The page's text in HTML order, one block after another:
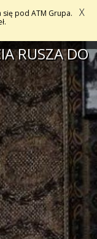
MENU
RUSZA DO
pod ATM Grupa.
X